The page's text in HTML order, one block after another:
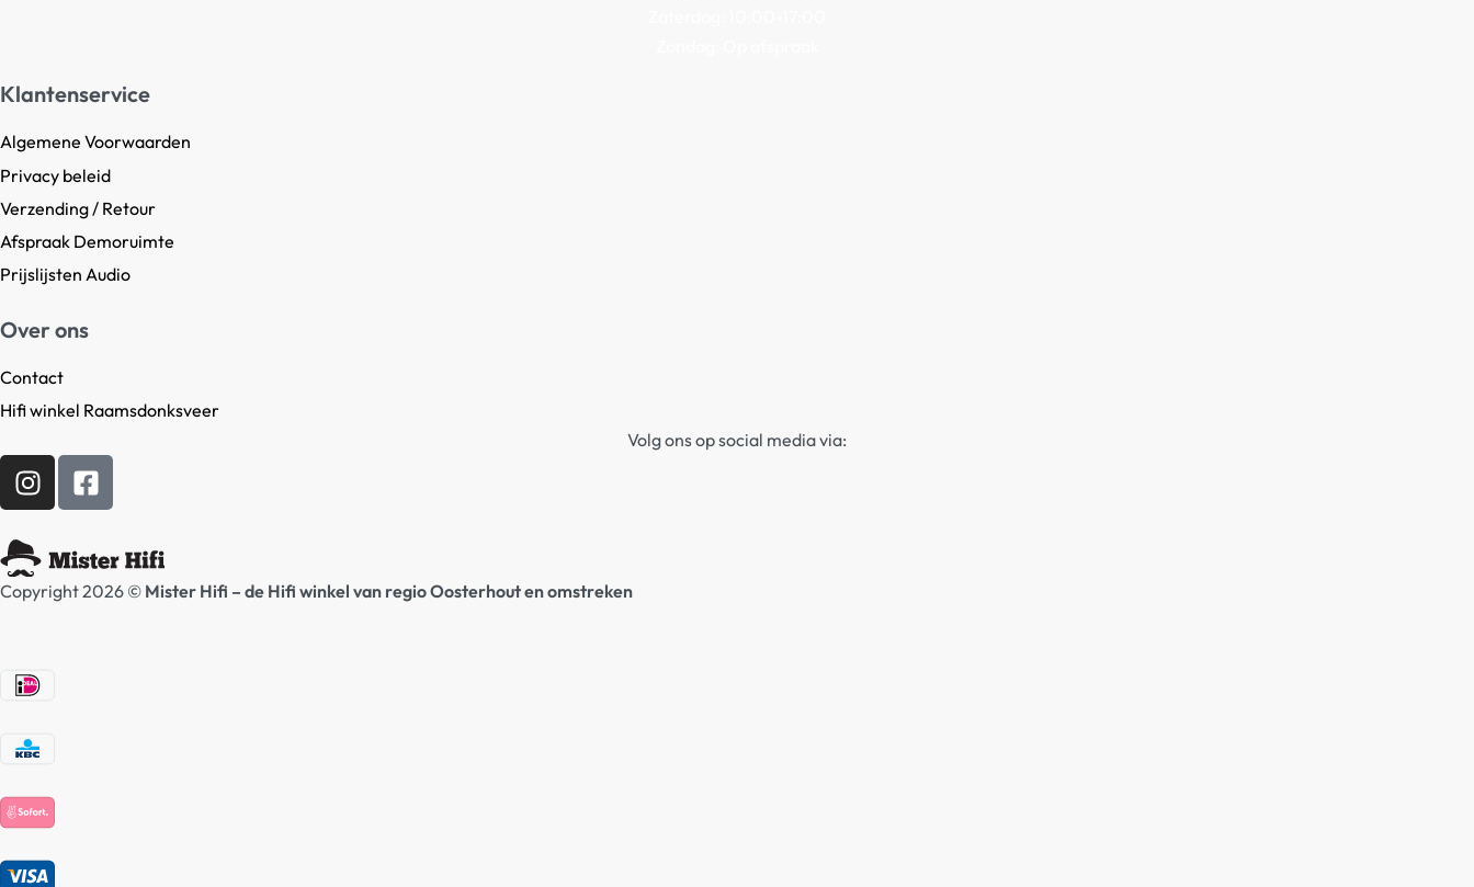
Klantenservice
Algemene Voorwaarden
Privacy beleid
Verzending / Retour
Afspraak Demoruimte
Prijslijsten Audio
Over ons
Contact
Hifi winkel Raamsdonksveer
Volg ons op social media via:
Copyright 2026 © Mister Hifi – de Hifi winkel van regio Oosterhout en omstreken